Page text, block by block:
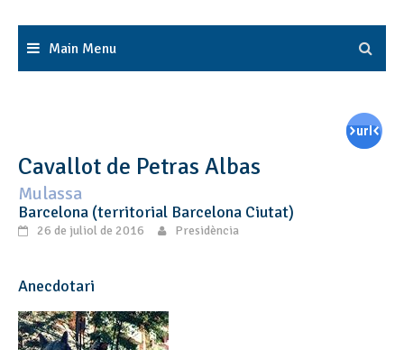
Main Menu
Cavallot de Petras Albas
Mulassa
Barcelona (territorial Barcelona Ciutat)
26 de juliol de 2016 Presidència
Anecdotari